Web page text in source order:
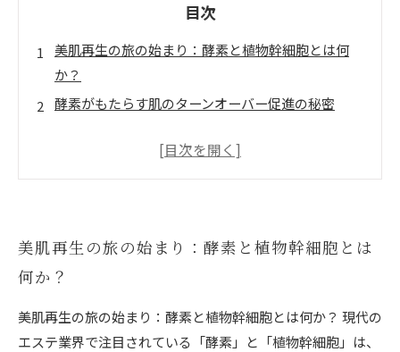
目次
美肌再生の旅の始まり：酵素と植物幹細胞とは何
か？
酵素がもたらす肌のターンオーバー促進の秘密
自然の力で叶える！酵素と植物幹細胞の相乗効果と
美肌再生ストーリーの結末：理想の肌を手に入れる
酵素と植物幹細胞の未来：次世代エステの可能性
美肌再生の旅の始まり：酵素と植物幹細胞とは
何か？
美肌再生の旅の始まり：酵素と植物幹細胞とは何か？ 現代の
エステ業界で注目されている「酵素」と「植物幹細胞」は、